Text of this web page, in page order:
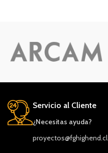
Servicio al Cliente
¿Necesitas ayuda?
proyectos@fghighend.cl